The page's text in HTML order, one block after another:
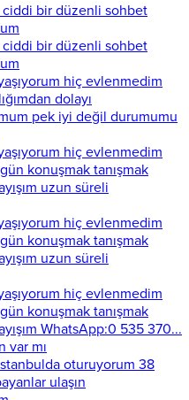
ciddi bir düzenli sohbet
ciddi bir düzenli sohbet
hiç evlenmedim
dolayı
pek iyi değil durumumu
hiç evlenmedim
konuşmak tanışmak
uzun süreli
hiç evlenmedim
konuşmak tanışmak
uzun süreli
hiç evlenmedim
konuşmak tanışmak
WhatsApp:0 535 370...
var mı
oturuyorum 38
ulaşın